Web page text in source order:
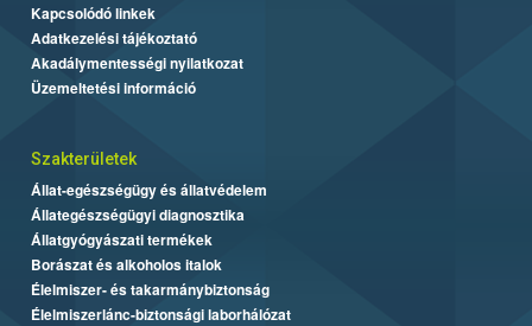
Kapcsolódó linkek
Adatkezelési tájékoztató
Akadálymentességi nyilatkozat
Üzemeltetési információ
Szakterületek
Állat-egészségügy és állatvédelem
Állategészségügyi diagnosztika
Állatgyógyászati termékek
Borászat és alkoholos italok
Élelmiszer- és takarmánybiztonság
Élelmiszerlánc-biztonsági laborhálózat